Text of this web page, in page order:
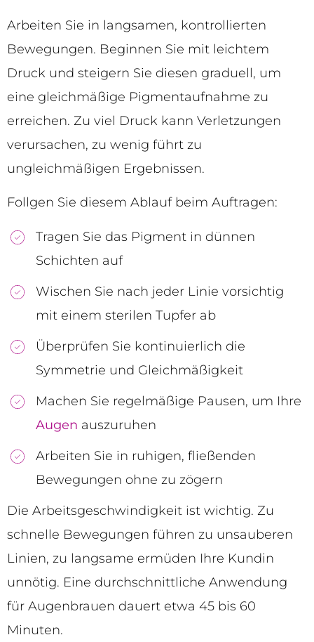
Arbeiten Sie in langsamen, kontrollierten
Bewegungen. Beginnen Sie mit leichtem
Druck und steigern Sie diesen graduell, um
eine gleichmäßige Pigmentaufnahme zu
erreichen. Zu viel Druck kann Verletzungen
verursachen, zu wenig führt zu
ungleichmäßigen Ergebnissen.
Follgen Sie diesem Ablauf beim Auftragen:
Tragen Sie das Pigment in dünnen
Schichten auf
Wischen Sie nach jeder Linie vorsichtig
mit einem sterilen Tupfer ab
Überprüfen Sie kontinuierlich die
Symmetrie und Gleichmäßigkeit
Machen Sie regelmäßige Pausen, um Ihre
Augen auszuruhen
Arbeiten Sie in ruhigen, fließenden
Bewegungen ohne zu zögern
Die Arbeitsgeschwindigkeit ist wichtig. Zu
schnelle Bewegungen führen zu unsauberen
Linien, zu langsame ermüden Ihre Kundin
unnötig. Eine durchschnittliche Anwendung
für Augenbrauen dauert etwa 45 bis 60
Minuten.